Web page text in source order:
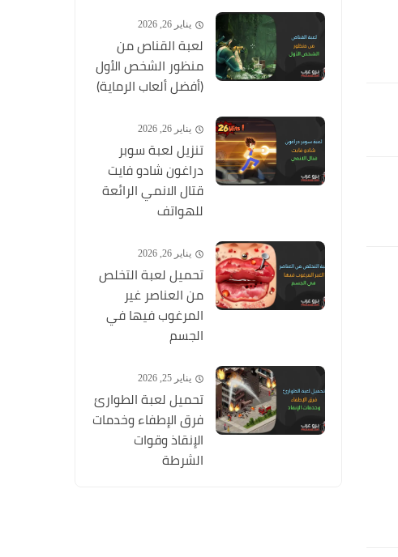
يناير 26, 2026
لعبة القناص من
منظور الشخص الأول
(أفضل ألعاب الرماية)
يناير 26, 2026
تنزيل لعبة سوبر
دراغون شادو فايت
قتال الانمي الرائعة
للهواتف
يناير 26, 2026
تحميل لعبة التخلص
من العناصر غير
المرغوب فيها في
الجسم
يناير 25, 2026
تحميل لعبة الطوارئ
فرق الإطفاء وخدمات
الإنقاذ وقوات
الشرطة